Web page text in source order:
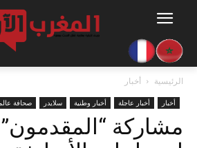
الرئيسية أخبار
أخبار أخبار عاجلة أخبار وطنية سلايدر صحافة
مشاركة